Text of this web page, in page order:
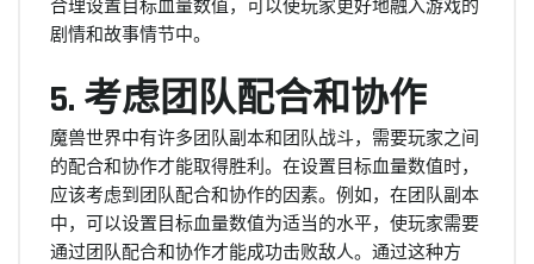
剧情和故事情节中。
5. 考虑团队配合和协作
魔兽世界中有许多团队副本和团队战斗，需要玩家之间
的配合和协作才能取得胜利。在设置目标血量数值时，
应该考虑到团队配合和协作的因素。例如，在团队副本
中，可以设置目标血量数值为适当的水平，使玩家需要
通过团队配合和协作才能成功击败敌人。通过这种方